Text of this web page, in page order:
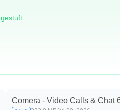
Comera - Video Calls & Chat